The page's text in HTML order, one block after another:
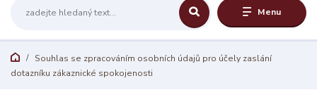
Menu
Souhlas se zpracováním osobních údajů pro účely zaslání
dotazníku zákaznické spokojenosti